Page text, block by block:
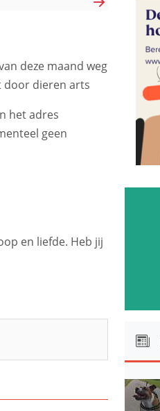
deze maand weg
door dieren arts
het adres
geen
en liefde. Heb jij